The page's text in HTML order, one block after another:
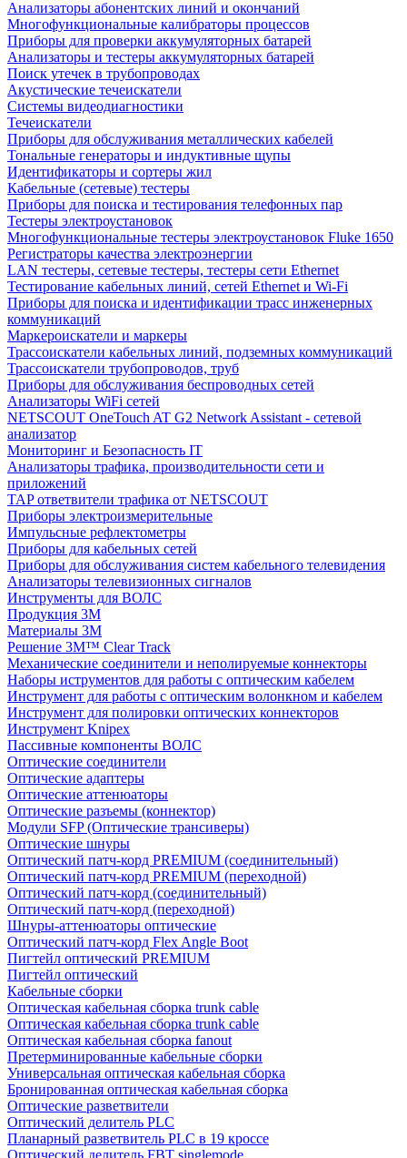
Анализаторы абонентских линий и окончаний
Многофункциональные калибраторы процессов
Приборы для проверки аккумуляторных батарей
Анализаторы и тестеры аккумуляторных батарей
Поиск утечек в трубопроводах
Акустические течеискатели
Системы видеодиагностики
Течеискатели
Приборы для обслуживания металлических кабелей
Тональные генераторы и индуктивные щупы
Идентификаторы и сортеры жил
Кабельные (сетевые) тестеры
Приборы для поиска и тестирования телефонных пар
Тестеры электроустановок
Многофункциональные тестеры электроустановок Fluke 1650
Регистраторы качества электроэнергии
LAN тестеры, сетевые тестеры, тестеры сети Ethernet
Тестирование кабельных линий, сетей Ethernet и Wi-Fi
Приборы для поиска и идентификации трасс инженерных
коммуникаций
Маркероискатели и маркеры
Трассоискатели кабельных линий, подземных коммуникаций
Трассоискатели трубопроводов, труб
Приборы для обслуживания беспроводных сетей
Анализаторы WiFi сетей
NETSCOUT OneTouch AT G2 Network Assistant - сетевой
анализатор
Мониторинг и Безопасность IT
Анализаторы трафика, производительности сети и
приложений
TAP ответвители трафика от NETSCOUT
Приборы электроизмерительные
Импульсные рефлектометры
Приборы для кабельных сетей
Приборы для обслуживания систем кабельного телевидения
Анализаторы телевизионных сигналов
Инструменты для ВОЛС
Продукция 3M
Материалы 3М
Решение 3M™ Clear Track
Механические соединители и неполируемые коннекторы
Наборы иструментов для работы с оптическим кабелем
Инструмент для работы с оптическим волонкном и кабелем
Инструмент для полировки оптических коннекторов
Инструмент Knipex
Пассивные компоненты ВОЛС
Оптические соединители
Оптические адаптеры
Оптические аттенюаторы
Оптические разъемы (коннектор)
Модули SFP (Оптические трансиверы)
Оптические шнуры
Оптический патч-корд PREMIUM (соединительный)
Оптический патч-корд PREMIUM (переходной)
Оптический патч-корд (соединительный)
Оптический патч-корд (переходной)
Шнуры-аттенюаторы оптические
Оптический патч-корд Flex Angle Boot
Пигтейл оптический PREMIUM
Пигтейл оптический
Кабельные сборки
Оптическая кабельная сборка trunk cable
Оптическая кабельная сборка trunk cable
Оптическая кабельная сборка fanout
Претерминированные кабельные сборки
Универсальная оптическая кабельная сборка
Бронированная оптическая кабельная сборка
Оптические разветвители
Оптический делитель PLC
Планарный разветвитель PLC в 19 кроссе
Оптический делитель FBT singlemode